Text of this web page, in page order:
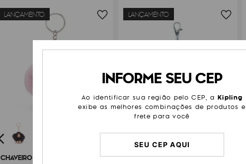
LANÇAMENTO
CHAVEIRO KIPLING MONKEYCLIP M
LANÇAMENTO
PORTA MOEDAS KIPLING MINI SEOUL
INFORME SEU CEP
Ao identificar sua região pelo CEP, a Kipling
exibe as melhores combinações de produtos e
frete para você